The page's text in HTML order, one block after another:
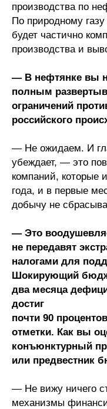
производства по
По природному
будет частично
производства и
— В нефтянке вы
полным
ограничений
российского
— Не ожидаем. И
убеждает, — это
компаний, которые
года, и в первые
добычу не
— Это
не передавят
налогами для
Шокирующий
два месяца
достиг
почти 90
отметки. Как вы
конъюнктурный
или предвестник
— Не вижу ничего
механизмы